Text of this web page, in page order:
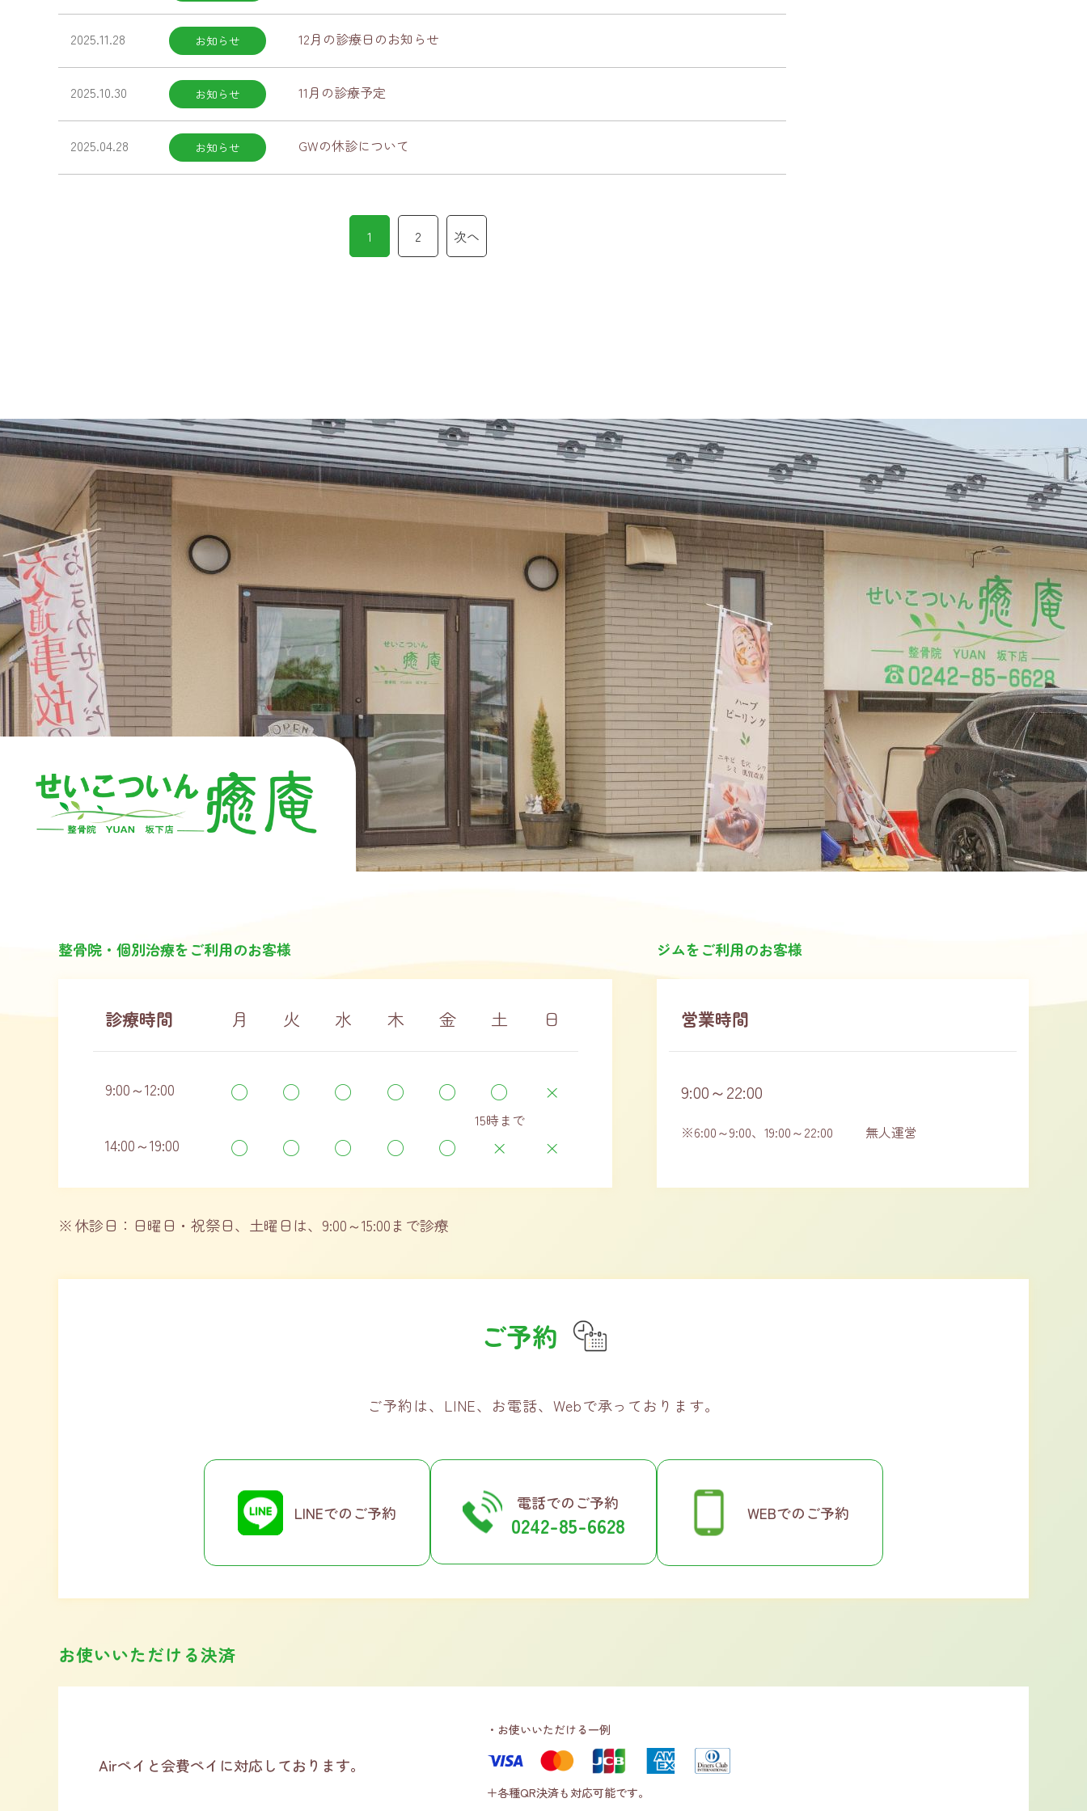
2025.11.28 お知らせ 12月の診療日のお知らせ
2025.10.30 お知らせ 11月の診療予定
2025.04.28 お知らせ GWの休診について
1 2 次へ
整骨院・個別治療をご利用のお客様
診療時間 月 火 水 木 金 土 日
9:00～12:00 ◯ ◯ ◯ ◯ ◯ ◯
15時まで
×
14:00～19:00 ◯ ◯ ◯ ◯ ◯ × ×
休診日：日曜日・祝祭日、土曜日は、 9:00～15:00まで診療
ジムをご利用のお客様
営業時間
9:00～22:00
※6:00～9:00、19:00～22:00 無人運営
ご予約
ご予約は、LINE、お電話、Webで承っております。
LINEでのご予約
電話でのご予約
0242-85-6628 WEBでのご予約
お使いいただける決済
Airペイと会費ペイに対応しております。
・お使いいただける一例
＋各種QR決済も対応可能です。